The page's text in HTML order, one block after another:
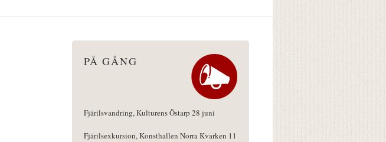
PÅ GÅNG
Fjärilsvandring, Kulturens Östarp 28 juni
Fjärilsexkursion, Konsthallen Norra Kvarken 11